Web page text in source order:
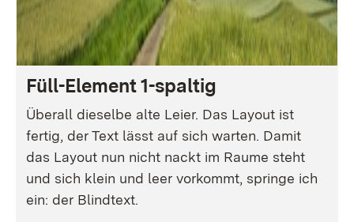
Füll-Element 1-spaltig
Überall dieselbe alte Leier. Das Layout ist
fertig, der Text lässt auf sich warten. Damit
das Layout nun nicht nackt im Raume steht
und sich klein und leer vorkommt, springe ich
ein: der Blindtext.